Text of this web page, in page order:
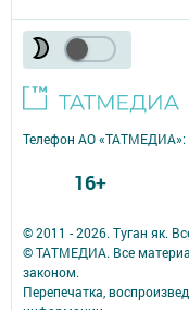
© 2011 - 2026. Туган як.
© ТАТМЕДИА. Все
законом.
Перепечатка,
Телефон АО «ТАТМЕДИА»:
16+